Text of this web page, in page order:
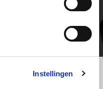
Instellingen